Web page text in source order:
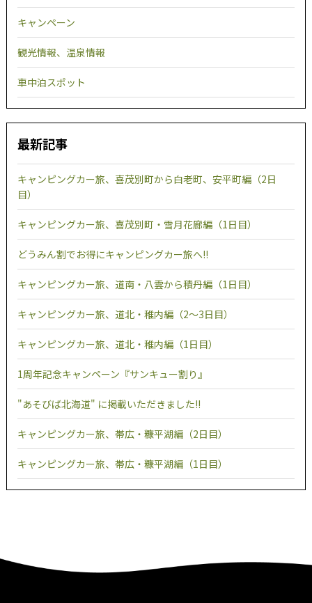
キャンペーン
観光情報、温泉情報
車中泊スポット
最新記事
キャンピングカー旅、喜茂別町から白老町、安平町編（2日
目）
キャンピングカー旅、喜茂別町・雪月花廊編（1日目）
どうみん割でお得にキャンピングカー旅へ!!
キャンピングカー旅、道南・八雲から積丹編（1日目）
キャンピングカー旅、道北・稚内編（2～3日目）
キャンピングカー旅、道北・稚内編（1日目）
1周年記念キャンペーン『サンキュー割り』
"あそびば北海道" に掲載いただきました!!
キャンピングカー旅、帯広・糠平湖編（2日目）
キャンピングカー旅、帯広・糠平湖編（1日目）